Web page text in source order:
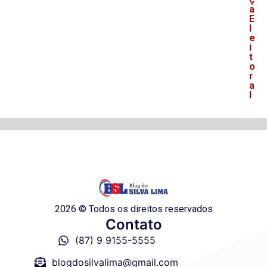
a
E
l
e
i
t
o
r
a
l
2026 © Todos os direitos reservados
Contato
(87) 9 9155-5555
blogdosilvalima@gmail.com